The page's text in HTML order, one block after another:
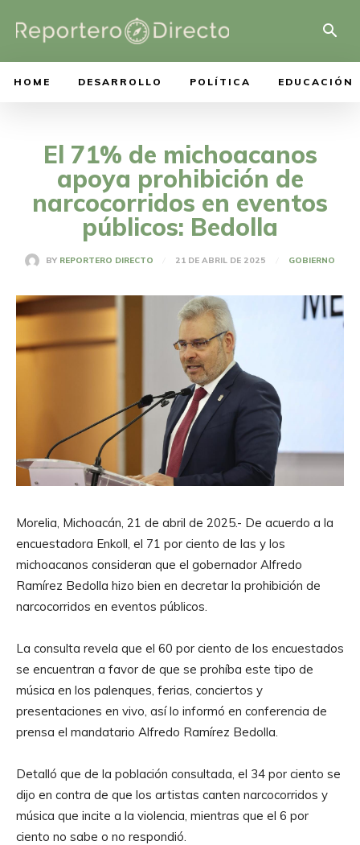
HOME DESARROLLO POLÍTICA EDUCACIÓN
El 71% de michoacanos
apoya prohibición de
narcocorridos en eventos
públicos: Bedolla
BY REPORTERO DIRECTO 21 DE ABRIL DE 2025 GOBIERNO
Morelia, Michoacán, 21 de abril de 2025.- De acuerdo a la
encuestadora Enkoll, el 71 por ciento de las y los
michoacanos consideran que el gobernador Alfredo
Ramírez Bedolla hizo bien en decretar la prohibición de
narcocorridos en eventos públicos.
La consulta revela que el 60 por ciento de los encuestados
se encuentran a favor de que se prohíba este tipo de
música en los palenques, ferias, conciertos y
presentaciones en vivo, así lo informó en conferencia de
prensa el mandatario Alfredo Ramírez Bedolla.
Detalló que de la población consultada, el 34 por ciento se
dijo en contra de que los artistas canten narcocorridos y
música que incite a la violencia, mientras que el 6 por
ciento no sabe o no respondió.